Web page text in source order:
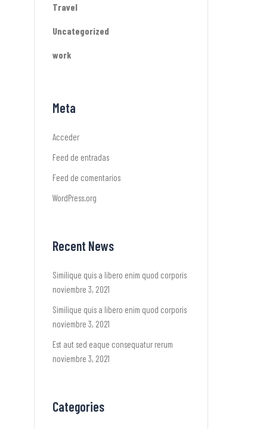
Travel
Uncategorized
work
Meta
Acceder
Feed de entradas
Feed de comentarios
WordPress.org
Recent News
Similique quis a libero enim quod corporis
noviembre 3, 2021
Similique quis a libero enim quod corporis
noviembre 3, 2021
Est aut sed eaque consequatur rerum
noviembre 3, 2021
Categories